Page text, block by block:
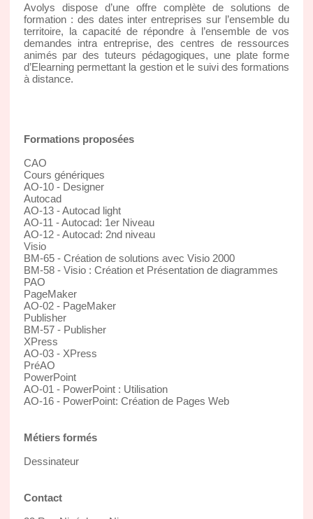
Avolys dispose d’une offre complète de solutions de
formation : des dates inter entreprises sur l’ensemble du
territoire, la capacité de répondre à l’ensemble de vos
demandes intra entreprise, des centres de ressources
animés par des tuteurs pédagogiques, une plate forme
d’Elearning permettant la gestion et le suivi des formations
à distance.
Formations proposées
CAO
Cours génériques
AO-10 - Designer
Autocad
AO-13 - Autocad light
AO-11 - Autocad: 1er Niveau
AO-12 - Autocad: 2nd niveau
Visio
BM-65 - Création de solutions avec Visio 2000
BM-58 - Visio : Création et Présentation de diagrammes
PAO
PageMaker
AO-02 - PageMaker
Publisher
BM-57 - Publisher
XPress
AO-03 - XPress
PréAO
PowerPoint
AO-01 - PowerPoint : Utilisation
AO-16 - PowerPoint: Création de Pages Web
Métiers formés
Dessinateur
Contact